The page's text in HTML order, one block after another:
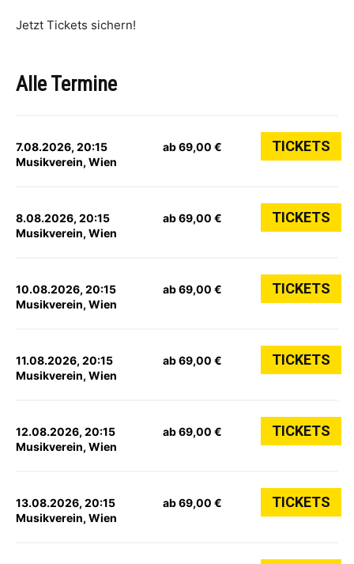
Jetzt Tickets sichern!
Alle Termine
7.08.2026, 20:15
Musikverein, Wien
ab 69,00 € TICKETS
8.08.2026, 20:15
Musikverein, Wien
ab 69,00 € TICKETS
10.08.2026, 20:15
Musikverein, Wien
ab 69,00 € TICKETS
11.08.2026, 20:15
Musikverein, Wien
ab 69,00 € TICKETS
12.08.2026, 20:15
Musikverein, Wien
ab 69,00 € TICKETS
13.08.2026, 20:15
Musikverein, Wien
ab 69,00 € TICKETS